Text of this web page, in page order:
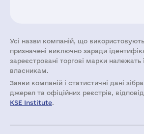
Усі назви компаній, що
призначені виключно заради
зареєстровані торгові марки належать
власникам.
Заяви компаній i статистичні дані
джерел та офіційних реєстрів,
KSE Institute.